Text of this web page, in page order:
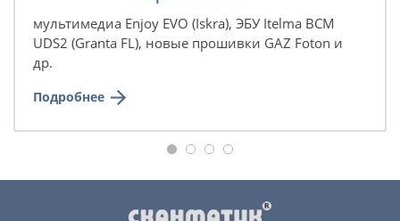
мультимедиа Enjoy EVO (Iskra), ЭБУ Itelma BCM
UDS2 (Granta FL), новые прошивки GAZ Foton и
др.
Подробнее